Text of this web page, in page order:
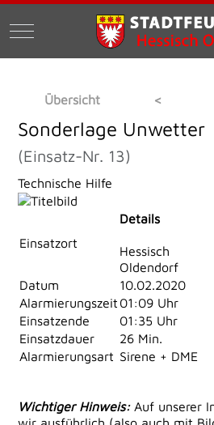
Mobile Menu Toggle
Übersicht <
Sonderlage Unwetter
(Einsatz-Nr. 13)
Technische Hilfe
Einsatzort
Details
Hessisch
Oldendorf
Datum
10.02.2020
Alarmierungszeit 01:09 Uhr
Einsatzende
01:35 Uhr
Einsatzdauer
26 Min.
Alarmierungsart Sirene + DME
Wichtiger Hinweis: Auf unserer